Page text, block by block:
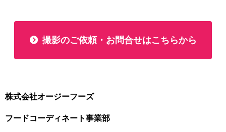
撮影のご依頼・お問合せはこちらから
株式会社オージーフーズ
フードコーディネート事業部